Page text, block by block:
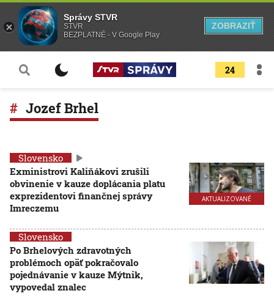
24
Jozef Brhel
AKTUALIZOVANÉ
Slovensko
Exministrovi Kaliňákovi zrušili
obvinenie v kauze doplácania platu
exprezidentovi finančnej správy
Imreczemu
Slovensko
Po Brhelových zdravotných
problémoch opäť pokračovalo
pojednávanie v kauze Mýtnik,
vypovedal znalec
Správy STVR
STVR
BEZPLATNÉ - V Google Play
ZOBRAZIŤ